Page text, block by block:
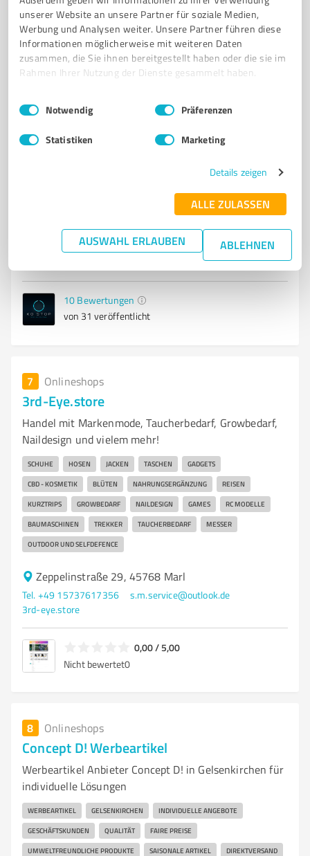
unserer Website an unsere Partner für soziale Medien,
Werbung und Analysen weiter. Unsere Partner führen diese
Informationen möglicherweise mit weiteren Daten
zusammen, die Sie ihnen bereitgestellt haben oder die sie im
Rahmen Ihrer Nutzung der Dienste gesammelt haben.
Impressum Datenschutzbestimmungen
Einwilligungsauswahl
Notwendig Präferenzen
Statistiken Marketing
Details zeigen
ALLE ZULASSEN
AUSWAHL ERLAUBEN ABLEHNEN
6 Onlineshops
Ko Stop e.K.
Anbieter von Getränkeschutzdeckeln für öffentliche
GETRÄNKESCHUTZDECKEL ANTI-K.O.-TROPFEN-LÖSUNGEN
DRINK-SPIKING-SCHUTZ PERSONALISIERTE PRÄVENTIONSPRODUKTE
INSEKTENSCHUTZ FÜR GETRÄNKE
NACHHALTIGE WERBEMITTEL
Polsumer Str. 229, 45896 Gelsenkirchen
Tel. +49 209 38966821
info@ko-stop.de
10 Bewertungen
von 31 veröffentlicht
7 Onlineshops
3rd-Eye.store
Handel mit Markenmode, Taucherbedarf, Growbedarf,
Naildesign und vielem mehr!
SCHUHE HOSEN JACKEN TASCHEN GADGETS
CBD - KOSMETIK BLÜTEN NAHRUNGSERGÄNZUNG REISEN
KURZTRIPS GROWBEDARF NAILDESIGN GAMES RC MODELLE
BAUMASCHINEN TREKKER TAUCHERBEDARF MESSER
OUTDOOR UND SELFDEFENCE
Zeppelinstraße 29, 45768 Marl
Tel. +49 15737617356
s.m.service@outlook.de
3rd-eye.store
0,00 / 5,00
Nicht bewertet0
8 Onlineshops
Concept D! Werbeartikel
Werbeartikel Anbieter Concept D! in Gelsenkirchen für
individuelle Lösungen
WERBEARTIKEL GELSENKIRCHEN INDIVIDUELLE ANGEBOTE
GESCHÄFTSKUNDEN QUALITÄT FAIRE PREISE
UMWELTFREUNDLICHE PRODUKTE SAISONALE ARTIKEL DIREKTVERSAND